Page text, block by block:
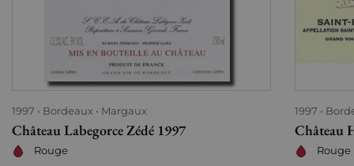
1997 Bordeaux Margaux
Château Labegorce Zédé 1997
Rouge
1997
Château
Rouge